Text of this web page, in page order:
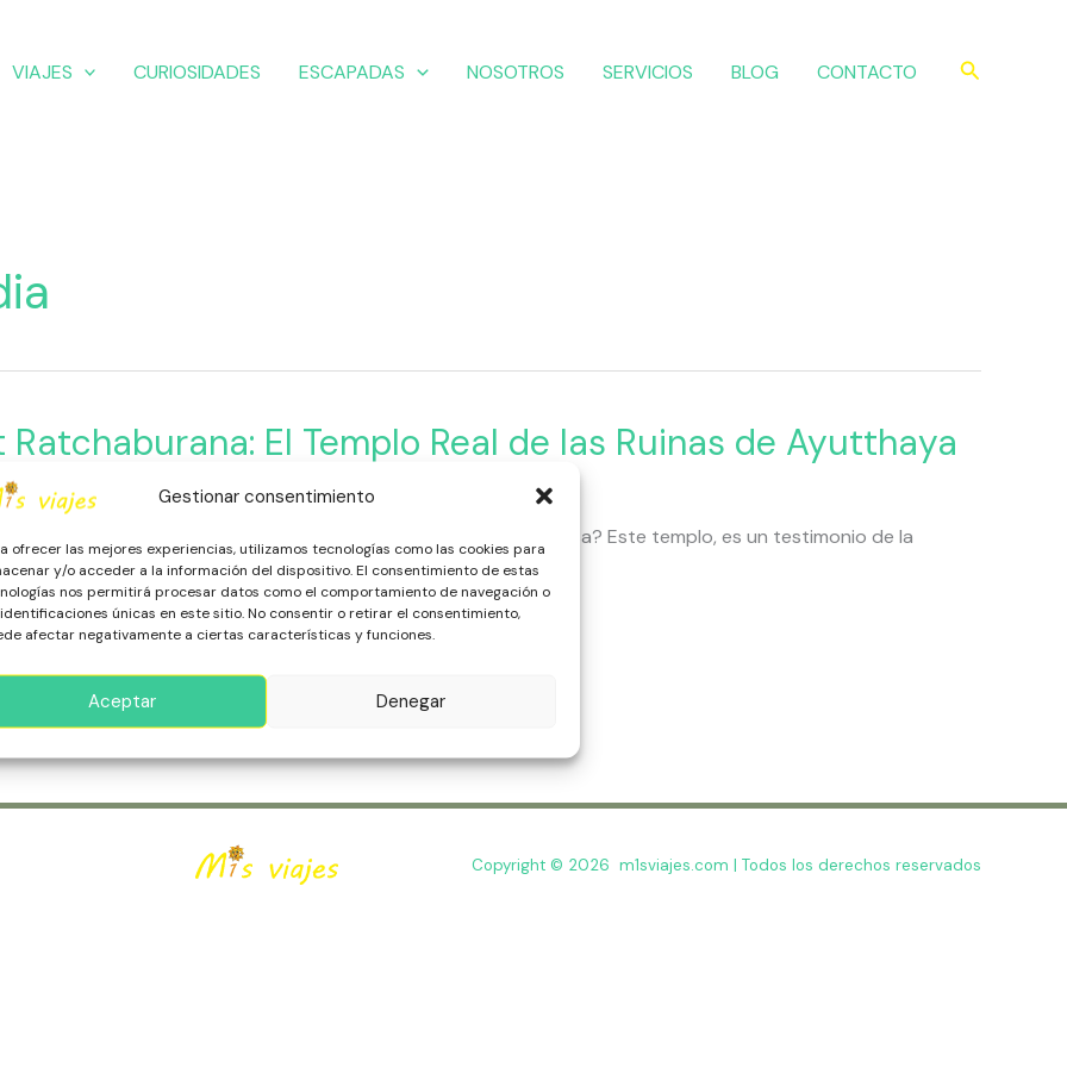
Gestionar consentimiento
ofrecer las mejores experiencias, utilizamos tecnologías como las cookies para
y/o acceder a la información del dispositivo. El consentimiento de estas
nos permitirá procesar datos como el comportamiento de navegación o
únicas en este sitio. No consentir o retirar el consentimiento,
afectar negativamente a ciertas características y funciones.
Aceptar Denegar
VIAJES CURIOSIDADES ESCAPADAS NOSOTROS SERVICIOS BLOG CONTACTO Buscar
Ratchaburana: El Templo Real de las Ruinas de Ayutthaya
Escapadas Patrimonio Histórico
que el Wat Ratchaburana guarda secretos de la realeza tailandesa? Este templo, es un testimonio de la
de Ayutthaya. ¡Acompáñanos!
»
Copyright © 2026 m1sviajes.com | Todos los derechos reservados